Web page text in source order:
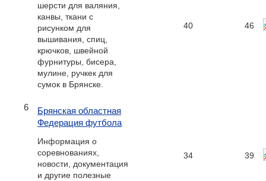
шерсти для валяния,
канвы, ткани с
рисунком для
вышивания, спиц,
крючков, швейной
фурнитуры, бисера,
мулине, ручкек для
сумок в Брянске.
40 46
6
Брянская областная
Федерация футбола
Информация о
соревнованиях,
новости, документация
и другие полезные
34 39